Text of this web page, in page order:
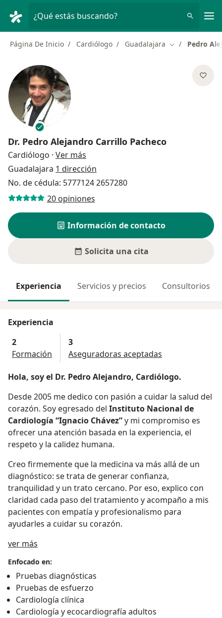
¿Qué estás buscando?
Página De Inicio Cardiólogo Guadalajara Cambiar de
Pedro
Dr. Pedro Alejandro Carrillo Pacheco
Cardiólogo · Ver más
Guadalajara 1 dirección
No. de cédula: 5777124 2657280
20 opiniones
Información de contacto
Solicita una cita
Experiencia Servicios y precios Consultorios
Experiencia
2
Formación
3
Aseguradoras aceptadas
Hola, soy el Dr. Pedro Alejandro, Cardiólogo.
Desde 2005 me dedico con pasión a cuidar la salud del
corazón. Soy egresado del Instituto Nacional de
Cardiología “Ignacio Chávez”y mi compromiso es
ofrecer una atención basada en la experiencia, el
respeto y la calidez humana.
Creo firmemente que la medicina va más allá de un
diagnóstico: se trata de generar confianza,
tranquilidad y un trato cercano. Por eso, explico con
claridad cada paso del tratamiento y acompaño a mis
pacientes con empatía y profesionalismo para
ayudarles a cuidar su corazón.
ver más
Enfocado en:
Pruebas diagnósticas
Pruebas de esfuerzo
Cardiología clínica
Cardiología y ecocardiografía adultos